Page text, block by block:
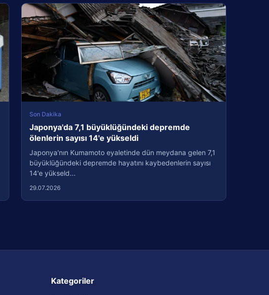
Son Dakika
Japonya'da 7,1 büyüklüğündeki depremde
ölenlerin sayısı 14'e yükseldi
Japonya'nın Kumamoto eyaletinde dün meydana gelen 7,1
büyüklüğündeki depremde hayatını kaybedenlerin sayısı
14'e yükseld...
29.07.2026
Kategoriler